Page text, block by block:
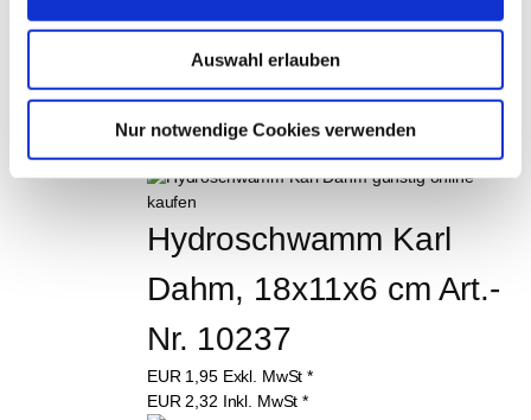
Auswahl erlauben
Nur notwendige Cookies verwenden
Fugbrett blau, 250 x
105 mm, Art.-Nr. 11787
EUR9,99Exkl. MwSt *
Hydroschwamm Karl
Dahm, 18x11x6 cm Art.-
Nr. 10237
EUR 1,95 Exkl. MwSt *
EUR 2,32 Inkl. MwSt *